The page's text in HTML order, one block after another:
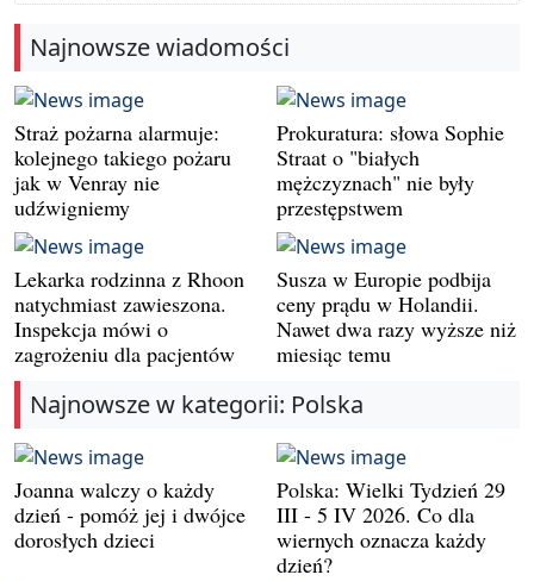
Najnowsze wiadomości
Straż pożarna alarmuje:
kolejnego takiego pożaru
jak w Venray nie
udźwigniemy
Prokuratura: słowa Sophie
Straat o "białych
mężczyznach" nie były
przestępstwem
Lekarka rodzinna z Rhoon
natychmiast zawieszona.
Inspekcja mówi o
zagrożeniu dla pacjentów
Susza w Europie podbija
ceny prądu w Holandii.
Nawet dwa razy wyższe niż
miesiąc temu
Najnowsze w kategorii: Polska
Joanna walczy o każdy
dzień - pomóż jej i dwójce
dorosłych dzieci
Polska: Wielki Tydzień 29
III - 5 IV 2026. Co dla
wiernych oznacza każdy
dzień?